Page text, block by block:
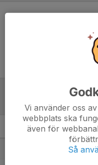
Tabell
U13P Division 1C forts.
1. IF Troja-Ljungby
Vi använder oss
webbplats ska
även för
Så